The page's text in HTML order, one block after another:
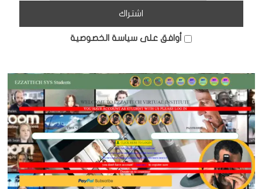
أوافق على سياسة الخصوصية